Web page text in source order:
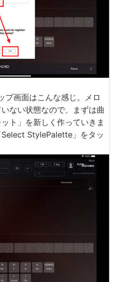
画面はこんな感じ。メロ
ない状態なので、まずは曲
ト」を新しく作っていきま
StylePalette」をタッ